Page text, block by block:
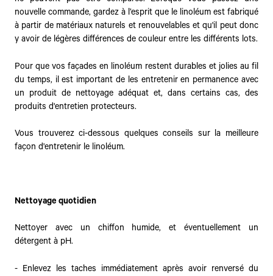
nouvelle commande, gardez à l’esprit que le linoléum est fabriqué
à partir de matériaux naturels et renouvelables et qu'il peut donc
y avoir de légères différences de couleur entre les différents lots.
Pour que vos façades en linoléum restent durables et jolies au fil
du temps, il est important de les entretenir en permanence avec
un produit de nettoyage adéquat et, dans certains cas, des
produits d'entretien protecteurs.
Vous trouverez ci-dessous quelques conseils sur la meilleure
façon d'entretenir le linoléum.
Nettoyage quotidien
Nettoyer avec un chiffon humide, et éventuellement un
détergent à pH.
- Enlevez les taches immédiatement après avoir renversé du